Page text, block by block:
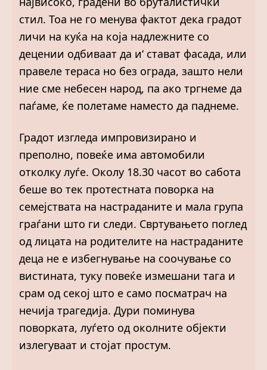
стил. Тоа не го менува фактот дека градот
личи на куќа на која надлежните со
децении одбиваат да и‘ стават фасада, или
правеле тераса но без ограда, зашто нели
ние сме небесен народ, па ако тргнеме да
паѓаме, ќе полетаме наместо да паднеме.
Градот изгледа импровизирано и
преполно, повеќе има автомобили
отколку луѓе. Околу 18.30 часот во сабота
беше во тек протестната поворка на
семејствата на настраданите и мала група
граѓани што ги следи. Свртувањето поглед
од лицата на родителите на настраданите
деца не е избегнување на соочување со
вистината, туку повеќе измешани тага и
срам од секој што е само посматрач на
нечија трагедија. Дури поминува
поворката, луѓето од околните објекти
излегуваат и стојат простум.